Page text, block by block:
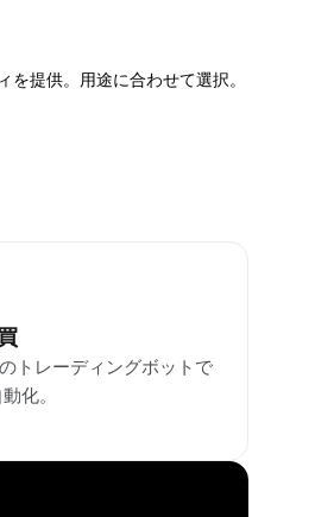
提供。用途に合わせて選択。
トレーディングボットで
化。